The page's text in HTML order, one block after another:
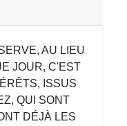
AU LIEU
JOUR, C'EST
ISSUS
QUI SONT
DÉJÀ LES